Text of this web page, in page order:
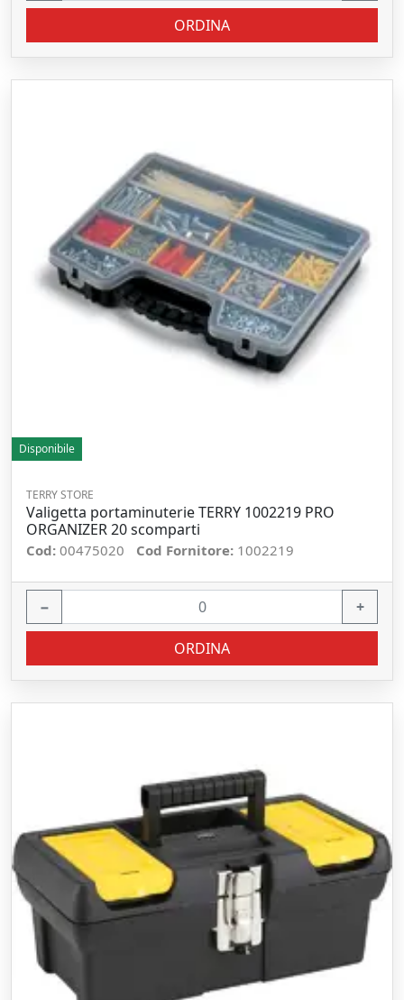
ORDINA
Disponibile
TERRY STORE
Valigetta portaminuterie TERRY 1002219 PRO
ORGANIZER 20 scomparti
Cod: 00475020 Cod Fornitore: 1002219
− +
ORDINA